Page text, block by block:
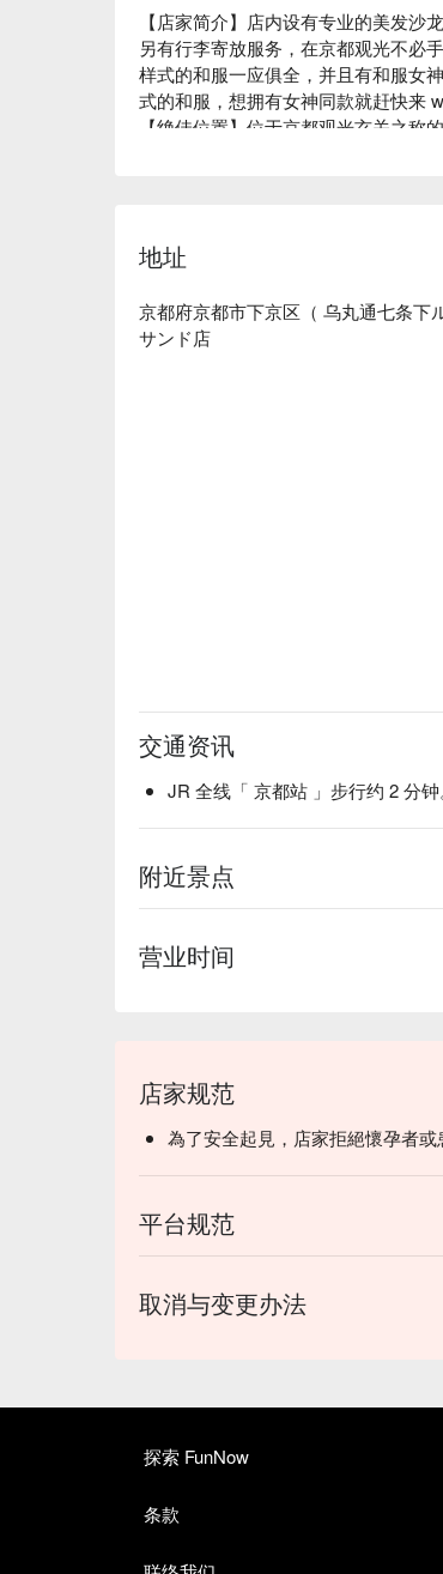
【店家简介】店内设有专业的美发沙
另有行李寄放服务，在京都观光不必
样式的和服一应俱全，并且有和服女
式的和服，想拥有女神同款就赶快来
【绝佳位置】位于京都观光玄关之称
地址
京都府京都市下京区（ 乌丸通七条下
サンド店
交通资讯
JR 全线「 京都站 」步行约 2 分钟
附近景点
营业时间
店家规范
為了安全起見，店家拒絕懷孕者或
平台规范
取消与变更办法
探索 FunNow
条款